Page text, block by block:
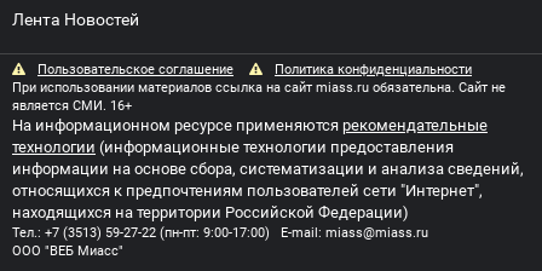
Лента Новостей
Пользовательское соглашение
Политика конфиденциальности
При использовании материалов ссылка на сайт miass.ru обязательна. Сайт не
является СМИ. 16+
На информационном ресурсе применяются рекомендательные
технологии (информационные технологии предоставления
информации на основе сбора, систематизации и анализа сведений,
относящихся к предпочтениям пользователей сети "Интернет",
находящихся на территории Российской Федерации)
Тел.: +7 (3513) 59-27-22 (пн-пт: 9:00-17:00) E-mail: miass@miass.ru
ООО "ВЕБ Миасс"